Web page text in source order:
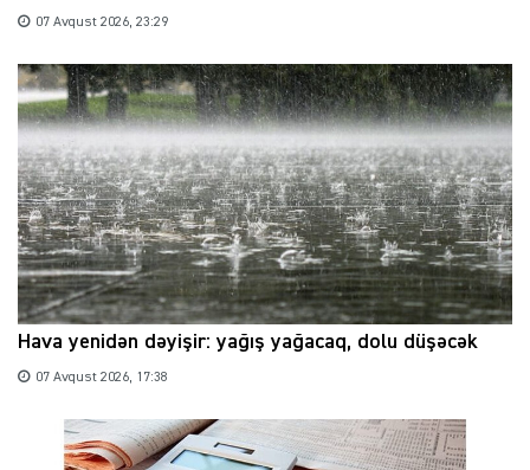
07 Avqust 2026, 23:29
Hava yenidən dəyişir: yağış yağacaq, dolu düşəcək
07 Avqust 2026, 17:38